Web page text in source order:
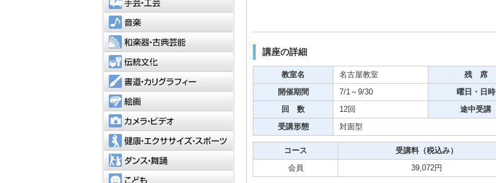
講座の詳細
教室名 名古屋教室 残 席
開催期間 7/1～9/30 曜日・日時
回 数 12回 途中受講
受講形態 対面型
コース 受講料（税込み）
会員 39,072円
伝統文化
書道・カリグラフィー
カメラ・ビデオ
健康・エクササイズ・スポーツ
こども